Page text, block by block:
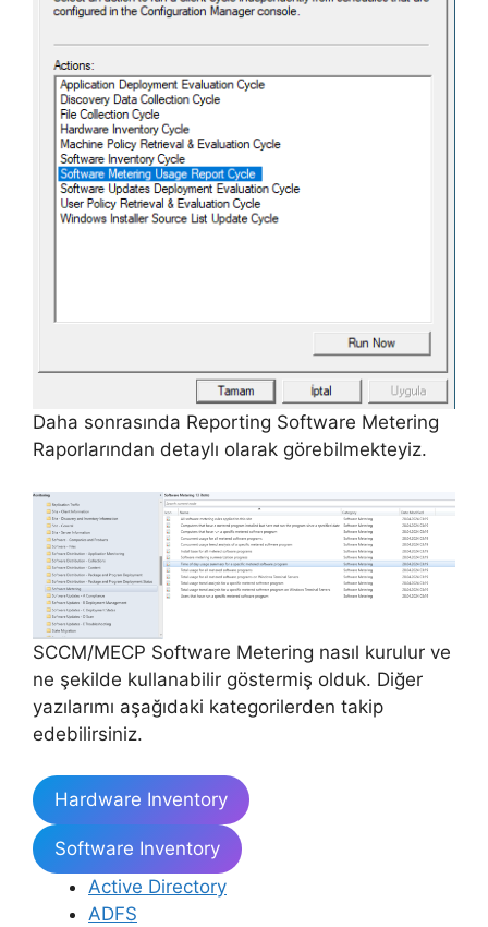
Daha sonrasında Reporting Software Metering
Raporlarından detaylı olarak görebilmekteyiz.
SCCM/MECP Software Metering nasıl kurulur ve
ne şekilde kullanabilir göstermiş olduk. Diğer
yazılarımı aşağıdaki kategorilerden takip
edebilirsiniz.
Hardware Inventory
Software Inventory
Active Directory
ADFS